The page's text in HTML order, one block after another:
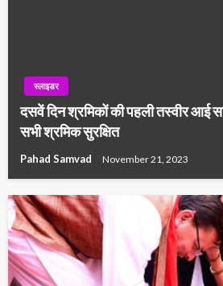
स्लाइडर
दसवें दिन श्रमिकों की पहली तस्वीर आई
सभी श्रमिक सुरक्षित
Pahad Samvad November 21, 2023